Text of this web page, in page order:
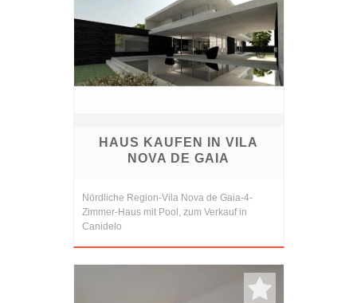
HAUS KAUFEN IN VILA
NOVA DE GAIA
Nördliche Region-Vila Nova de Gaia-4-
Zimmer-Haus mit Pool, zum Verkauf in
Canidelo